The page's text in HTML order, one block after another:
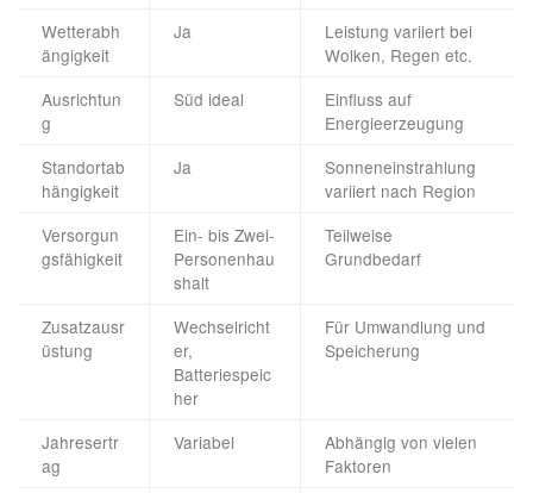
Wetterabh
ängigkeit
Ja
Leistung variiert bei
Wolken, Regen etc.
Ausrichtun
g
Süd ideal
Einfluss auf
Energieerzeugung
Standortab
hängigkeit
Ja
Sonneneinstrahlung
variiert nach Region
Versorgun
gsfähigkeit
Ein- bis Zwei-
Personenhau
shalt
Teilweise
Grundbedarf
Zusatzausr
üstung
Wechselricht
er,
Batteriespeic
her
Für Umwandlung und
Speicherung
Jahresertr
ag
Variabel
Abhängig von vielen
Faktoren